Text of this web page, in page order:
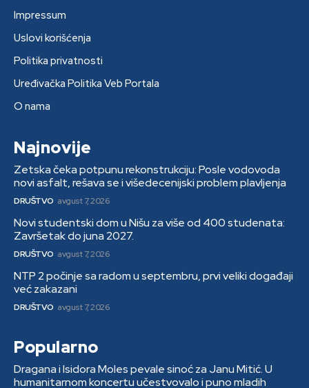
Impressum
Uslovi korišćenja
Politika privatnosti
Uređivačka Politika Veb Portala
O nama
Najnovije
Zetska čeka potpunu rekonstrukciju: Posle vodovoda
novi asfalt, rešava se i višedecenijski problem plavljenja
DRUŠTVO avgust 7, 2026
Novi studentski dom u Nišu za više od 400 studenata:
Završetak do juna 2027.
DRUŠTVO avgust 7, 2026
NTP 2 počinje sa radom u septembru, prvi veliki događaji
već zakazani
DRUŠTVO avgust 7, 2026
Popularno
Dragana i Isidora Moles pevale sinoć za Janu Mitić. U
humanitarnom koncertu učestvovalo i puno mladih